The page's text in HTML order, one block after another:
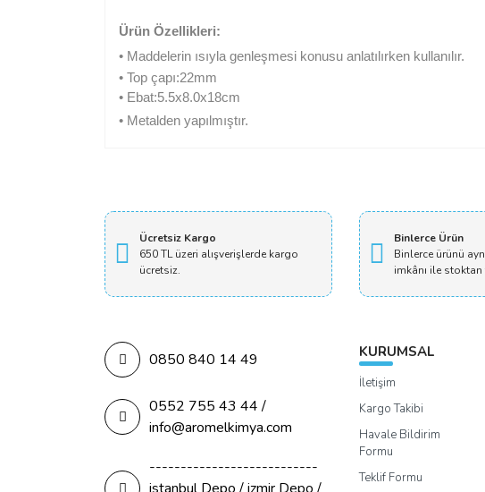
Ürün Özellikleri:
• Maddelerin ısıyla genleşmesi konusu anlatılırken kullanılır.
• Top çapı:22mm
• Ebat:5.5x8.0x18cm
• Metalden yapılmıştır.
Ücretsiz Kargo
650 TL üzeri alışverişlerde kargo
ücretsiz.
Binlerce Ürün
Binlerce ürünü
imkânı ile
0850 840 14 49
0552 755 43 44 /
info@aromelkimya.com
---------------------------
KURUMSAL
İletişim
Kargo Takibi
Havale Bildirim
Formu
Teklif Formu